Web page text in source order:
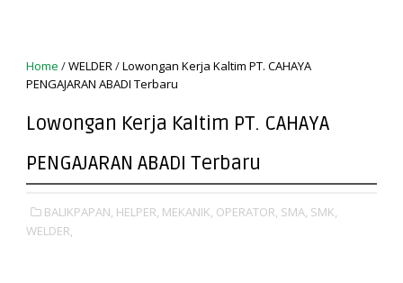
Home /WELDER/Lowongan Kerja Kaltim PT. CAHAYA
PENGAJARAN ABADI Terbaru
Lowongan Kerja Kaltim PT. CAHAYA
PENGAJARAN ABADI Terbaru
BALIKPAPAN, HELPER, MEKANIK, OPERATOR, SMA, SMK,
WELDER,